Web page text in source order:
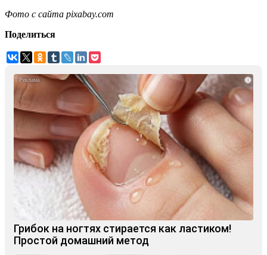
Фото с сайта pixabay.com
Поделиться
i
Грибок на ногтях стирается как ластиком!
Простой домашний метод